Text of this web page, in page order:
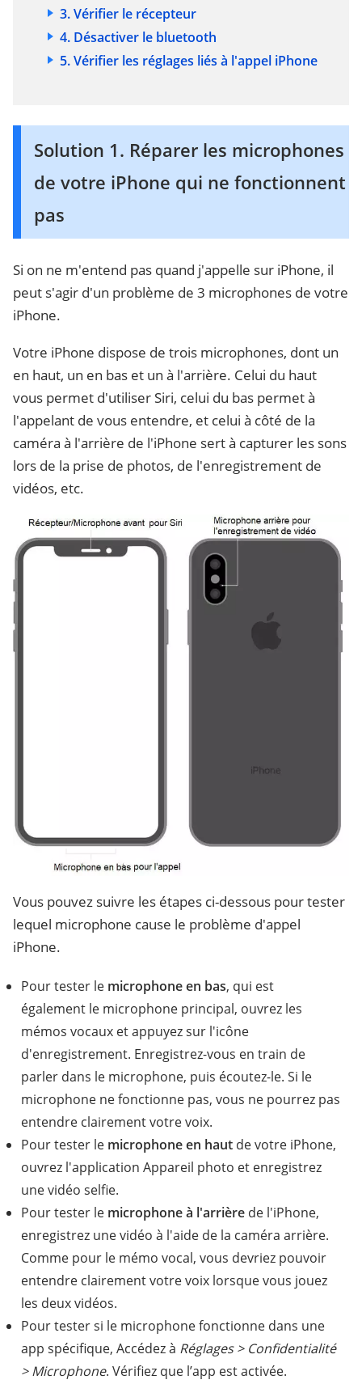
3. Vérifier le récepteur
4. Désactiver le bluetooth
5. Vérifier les réglages liés à l'appel iPhone
Solution 1. Réparer les microphones
de votre iPhone qui ne fonctionnent
pas
Si on ne m'entend pas quand j'appelle sur iPhone, il
peut s'agir d'un problème de 3 microphones de votre
iPhone.
Votre iPhone dispose de trois microphones, dont un
en haut, un en bas et un à l'arrière. Celui du haut
vous permet d'utiliser Siri, celui du bas permet à
l'appelant de vous entendre, et celui à côté de la
caméra à l'arrière de l'iPhone sert à capturer les sons
lors de la prise de photos, de l'enregistrement de
vidéos, etc.
Vous pouvez suivre les étapes ci-dessous pour tester
lequel microphone cause le problème d'appel
iPhone.
Pour tester le microphone en bas, qui est
également le microphone principal, ouvrez les
mémos vocaux et appuyez sur l'icône
d'enregistrement. Enregistrez-vous en train de
parler dans le microphone, puis écoutez-le. Si le
microphone ne fonctionne pas, vous ne pourrez pas
entendre clairement votre voix.
Pour tester le microphone en haut de votre iPhone,
ouvrez l'application Appareil photo et enregistrez
une vidéo selfie.
Pour tester le microphone à l'arrière de l'iPhone,
enregistrez une vidéo à l'aide de la caméra arrière.
Comme pour le mémo vocal, vous devriez pouvoir
entendre clairement votre voix lorsque vous jouez
les deux vidéos.
Pour tester si le microphone fonctionne dans une
app spécifique, Accédez à Réglages > Confidentialité
> Microphone. Vérifiez que l’app est activée.